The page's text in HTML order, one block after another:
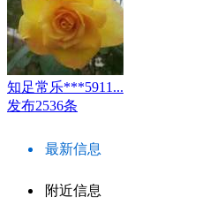
知足常乐***5911...
发布2536条
最新信息
附近信息